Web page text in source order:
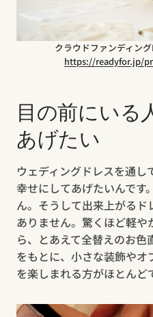
クラウドファンディン
https://readyfor.jp/
目の前にいる
あげたい
ウェディングドレスを通し
幸せにしてあげたいんです
ん。そうして出来上がる
ありません。驚くほど軽
ら、とあえて全替えのお色
をもとに、小さな装飾や
を楽しまれる方がほとんど